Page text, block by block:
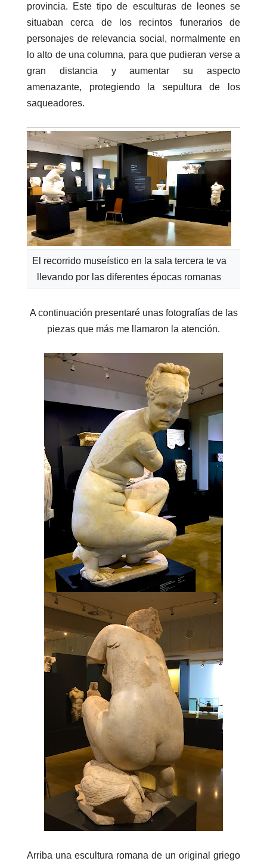
provincia. Este tipo de esculturas de leones se
situaban cerca de los recintos funerarios de
personajes de relevancia social, normalmente en
lo alto de una columna, para que pudieran verse a
gran distancia y aumentar su aspecto
amenazante, protegiendo la sepultura de los
saqueadores.
El recorrido museístico en la sala tercera te va
llevando por las diferentes épocas romanas
A continuación presentaré unas fotografías de las
piezas que más me llamaron la atención.
Arriba una escultura romana de un original griego